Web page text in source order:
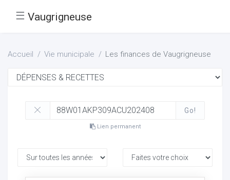
☰ Vaugrigneuse
Accueil Vie municipale Les finances de Vaugrigneuse
Go!
Lien permanent